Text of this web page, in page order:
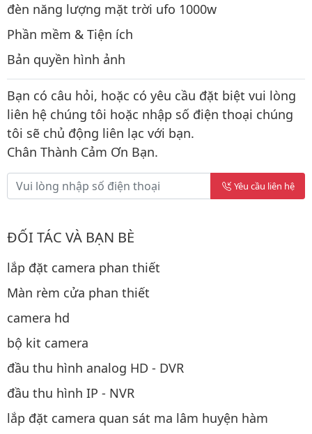
đèn năng lượng mặt trời ufo 1000w
Phần mềm & Tiện ích
Bản quyền hình ảnh
Bạn có câu hỏi, hoặc có yêu cầu đặt biệt vui lòng
liên hệ chúng tôi hoặc nhập số điện thoại chúng
tôi sẽ chủ động liên lạc với bạn.
Chân Thành Cảm Ơn Bạn.
Yêu cầu liên hệ
ĐỐI TÁC VÀ BẠN BÈ
lắp đặt camera phan thiết
Màn rèm cửa phan thiết
camera hd
bộ kit camera
đầu thu hình analog HD - DVR
đầu thu hình IP - NVR
lắp đặt camera quan sát ma lâm huyện hàm